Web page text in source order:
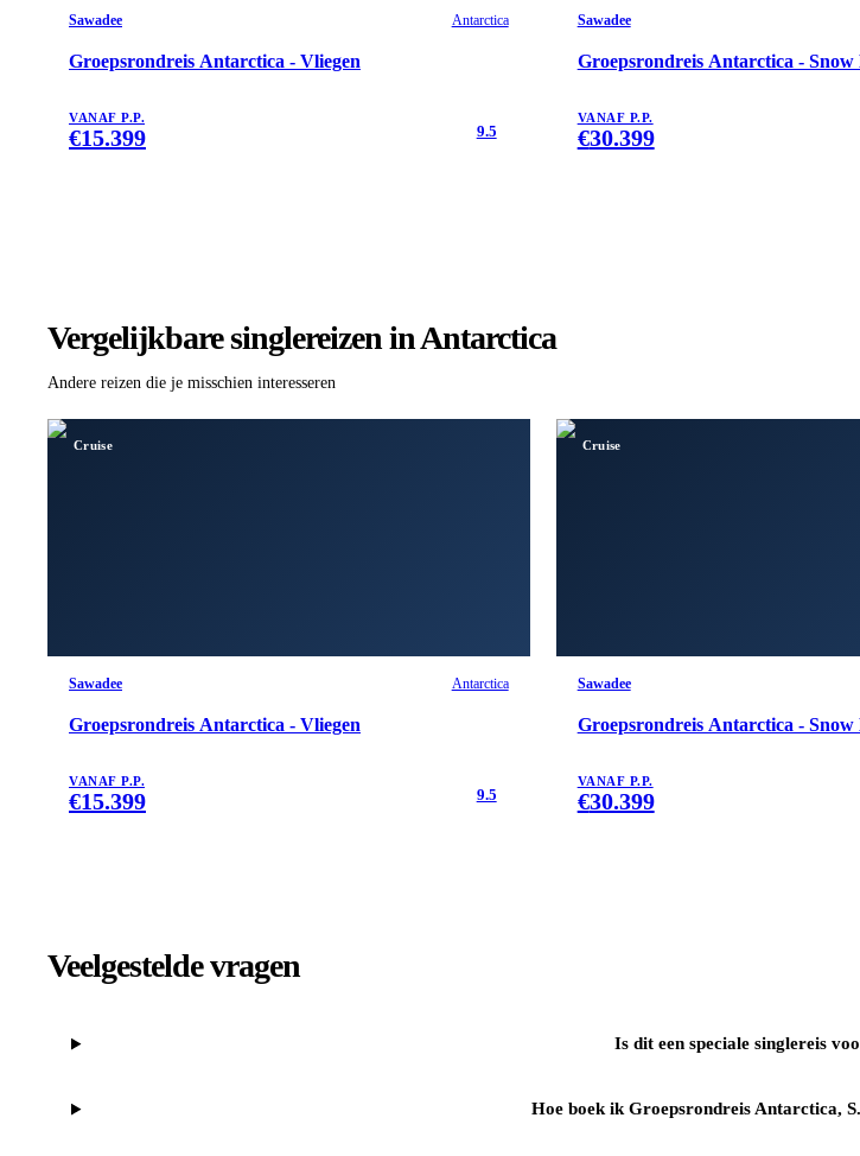
Sawadee Antarctica
Groepsrondreis Antarctica - Vliegen
VANAF P.P.
€15.399 9.5
Sawadee
Groepsrondreis Antarctica - Snow
VANAF P.P.
€30.399
Vergelijkbare singlereizen in Antarctica
Andere reizen die je misschien interesseren
Cruise
Sawadee Antarctica
Groepsrondreis Antarctica - Vliegen
VANAF P.P.
€15.399 9.5
Cruise
Sawadee
Groepsrondreis Antarctica - Snow
VANAF P.P.
€30.399
Veelgestelde vragen
Is dit een speciale singlereis
Hoe boek ik Groepsrondreis Antarctica,